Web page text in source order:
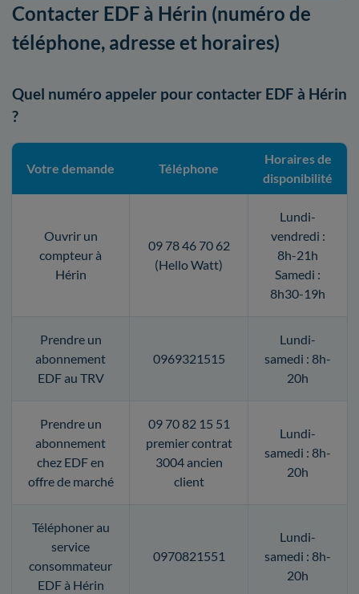
Contacter EDF à Hérin (numéro de
téléphone, adresse et horaires)
Quel numéro appeler pour contacter EDF à Hérin
?
Votre demande Téléphone
Horaires de
disponibilité
Ouvrir un
compteur à
Hérin
09 78 46 70 62
(Hello Watt)
Lundi-
vendredi :
8h-21h
Samedi :
8h30-19h
Prendre un
abonnement
EDF au TRV
0969321515
Lundi-
samedi : 8h-
20h
Prendre un
abonnement
chez EDF en
offre de marché
09 70 82 15 51
premier contrat
3004 ancien
client
Lundi-
samedi : 8h-
20h
Téléphoner au
service
consommateur
EDF à Hérin
0970821551
Lundi-
samedi : 8h-
20h